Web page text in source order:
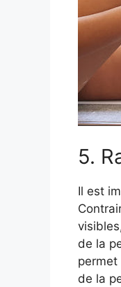
5.
Il est
de la
de la